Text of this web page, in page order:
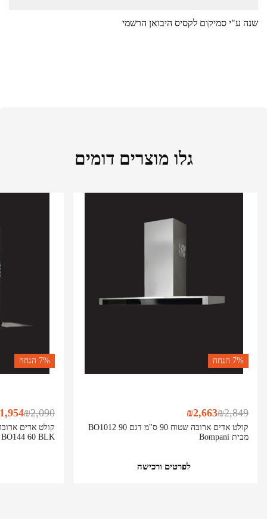
שנה ע"י סמיקום לקסיס היבואן הרשמי
גלו מוצרים דומים
7% הנחה
קולט אדים ארובה שטוח 90 ס"מ דגם BO1012 90
מבית Bompani
₪2,849
₪2,663
לפרטים ורכישה
7% הנחה
BO144 60 BLK מבית Bompani
₪2,090